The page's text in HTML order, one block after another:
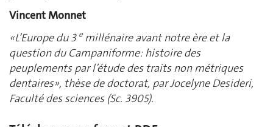
Vincent Monnet
«L’Europe du 3 e millénaire avant notre ère et la
question du Campaniforme: histoire des
peuplements par l’étude des traits non métriques
dentaires», thèse de doctorat, par Jocelyne Desideri,
Faculté des sciences (Sc. 3905).